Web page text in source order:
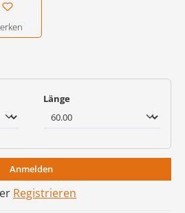
Längeauswählen
Anmelden
Registrieren